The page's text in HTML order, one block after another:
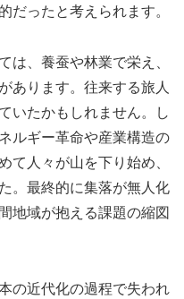
だったと考えられます。
は、養蚕や林業で栄え、
あります。往来する旅人
いたかもしれません。し
ルギー革命や産業構造の
て人々が山を下り始め、
。最終的に集落が無人化
地域が抱える課題の縮図
の近代化の過程で失われ